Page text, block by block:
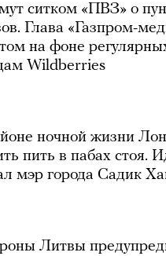
ситком «ПВЗ» о
Глава «Газпром-
на фоне
Wildberries
ночной жизни
пить в пабах стоя.
мэр города Садик
Литвы